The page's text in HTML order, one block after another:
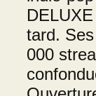
tard.
000